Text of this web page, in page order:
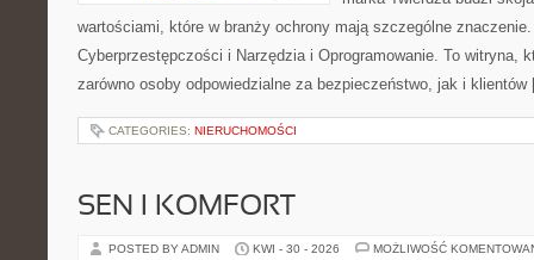
wartościami, które w branży ochrony mają szczególne
Cyberprzestępczości i Narzędzia i Oprogramowanie. To witryna,
zarówno osoby odpowiedzialne za bezpieczeństwo, jak i
CATEGORIES: NIERUCHOMOŚCI
SEN I KOMFORT
POSTED BY ADMIN KWI - 30 - 2026 MOŻLIWOŚĆ